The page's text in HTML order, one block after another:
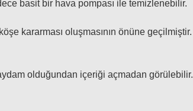
basit bir hava pompası ile temizlenebilir.
kararması oluşmasının önüne
olduğundan içeriği açmadan görülebilir.